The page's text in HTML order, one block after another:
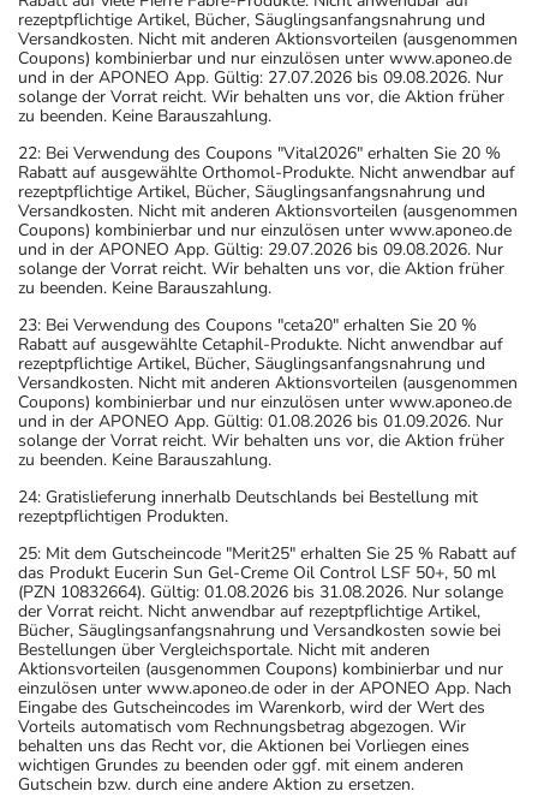
rezeptpflichtige Artikel, Bücher, Säuglingsanfangsnahrung und
Versandkosten. Nicht mit anderen Aktionsvorteilen (ausgenommen
Coupons) kombinierbar und nur einzulösen unter www.aponeo.de
und in der APONEO App. Gültig: 27.07.2026 bis 09.08.2026. Nur
solange der Vorrat reicht. Wir behalten uns vor, die Aktion früher
zu beenden. Keine Barauszahlung.
22: Bei Verwendung des Coupons "Vital2026" erhalten Sie 20 %
Rabatt auf ausgewählte Orthomol-Produkte. Nicht anwendbar auf
rezeptpflichtige Artikel, Bücher, Säuglingsanfangsnahrung und
Versandkosten. Nicht mit anderen Aktionsvorteilen (ausgenommen
Coupons) kombinierbar und nur einzulösen unter www.aponeo.de
und in der APONEO App. Gültig: 29.07.2026 bis 09.08.2026. Nur
solange der Vorrat reicht. Wir behalten uns vor, die Aktion früher
zu beenden. Keine Barauszahlung.
23: Bei Verwendung des Coupons "ceta20" erhalten Sie 20 %
Rabatt auf ausgewählte Cetaphil-Produkte. Nicht anwendbar auf
rezeptpflichtige Artikel, Bücher, Säuglingsanfangsnahrung und
Versandkosten. Nicht mit anderen Aktionsvorteilen (ausgenommen
Coupons) kombinierbar und nur einzulösen unter www.aponeo.de
und in der APONEO App. Gültig: 01.08.2026 bis 01.09.2026. Nur
solange der Vorrat reicht. Wir behalten uns vor, die Aktion früher
zu beenden. Keine Barauszahlung.
24: Gratislieferung innerhalb Deutschlands bei Bestellung mit
rezeptpflichtigen Produkten.
25: Mit dem Gutscheincode "Merit25" erhalten Sie 25 % Rabatt auf
das Produkt Eucerin Sun Gel-Creme Oil Control LSF 50+, 50 ml
(PZN 10832664). Gültig: 01.08.2026 bis 31.08.2026. Nur solange
der Vorrat reicht. Nicht anwendbar auf rezeptpflichtige Artikel,
Bücher, Säuglingsanfangsnahrung und Versandkosten sowie bei
Bestellungen über Vergleichsportale. Nicht mit anderen
Aktionsvorteilen (ausgenommen Coupons) kombinierbar und nur
einzulösen unter www.aponeo.de oder in der APONEO App. Nach
Eingabe des Gutscheincodes im Warenkorb, wird der Wert des
Vorteils automatisch vom Rechnungsbetrag abgezogen. Wir
behalten uns das Recht vor, die Aktionen bei Vorliegen eines
wichtigen Grundes zu beenden oder ggf. mit einem anderen
Gutschein bzw. durch eine andere Aktion zu ersetzen.